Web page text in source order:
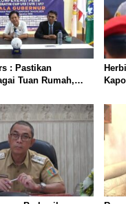
: Pastikan
Tuan Rumah,
Cup Piala